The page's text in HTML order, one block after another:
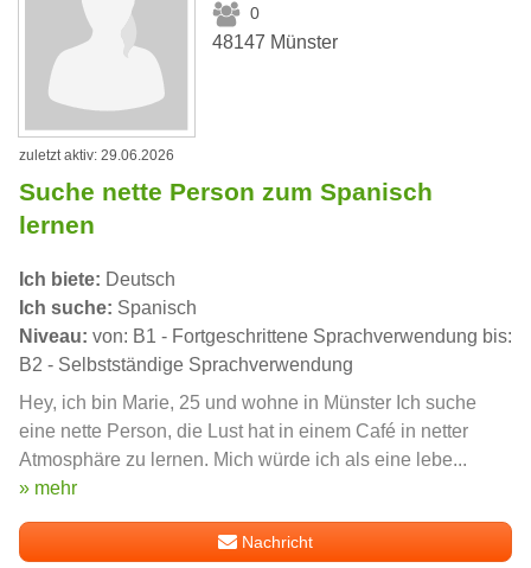
0
48147 Münster
zuletzt aktiv: 29.06.2026
Suche nette Person zum Spanisch
lernen
Ich biete: Deutsch
Ich suche: Spanisch
Niveau: von: B1 - Fortgeschrittene Sprachverwendung bis:
B2 - Selbstständige Sprachverwendung
Hey, ich bin Marie, 25 und wohne in Münster Ich suche
eine nette Person, die Lust hat in einem Café in netter
Atmosphäre zu lernen. Mich würde ich als eine lebe...
» mehr
Nachricht